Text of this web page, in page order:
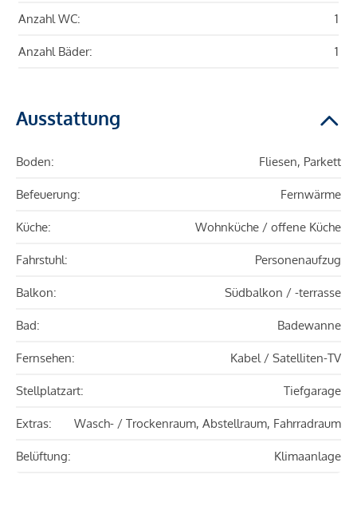
Anzahl WC: 1
Anzahl Bäder: 1
Ausstattung
Boden: Fliesen, Parkett
Befeuerung: Fernwärme
Küche: Wohnküche / offene Küche
Fahrstuhl: Personenaufzug
Balkon: Südbalkon / -terrasse
Bad: Badewanne
Fernsehen: Kabel / Satelliten-TV
Stellplatzart: Tiefgarage
Extras: Wasch- / Trockenraum, Abstellraum, Fahrradraum
Belüftung: Klimaanlage